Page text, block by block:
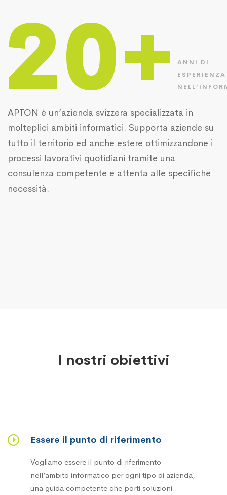
20+
ANNI DI
ESPERIENZA
APTON è un’azienda svizzera specializzata in
molteplici ambiti informatici. Supporta aziende su
tutto il territorio ed anche estere ottimizzandone i
processi lavorativi quotidiani tramite una
consulenza competente e attenta alle specifiche
necessità.
I nostri obiettivi
Essere il punto di riferimento
Vogliamo essere il punto di riferimento
nell’ambito informatico per ogni tipo di azienda,
una guida competente che porti soluzioni